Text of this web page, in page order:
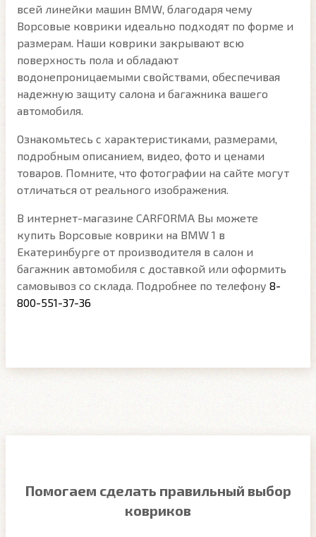
всей линейки машин BMW, благодаря чему
Ворсовые коврики идеально подходят по форме и
размерам. Наши коврики закрывают всю
поверхность пола и обладают
водонепроницаемыми свойствами, обеспечивая
надежную защиту салона и багажника вашего
автомобиля.
Ознакомьтесь с характеристиками, размерами,
подробным описанием, видео, фото и ценами
товаров. Помните, что фотографии на сайте могут
отличаться от реального изображения.
В интернет-магазине CARFORMA Вы можете
купить Ворсовые коврики на BMW 1 в
Екатеринбурге от производителя в салон и
багажник автомобиля с доставкой или оформить
самовывоз со склада. Подробнее по телефону 8-
800-551-37-36
Помогаем сделать правильный выбор
ковриков